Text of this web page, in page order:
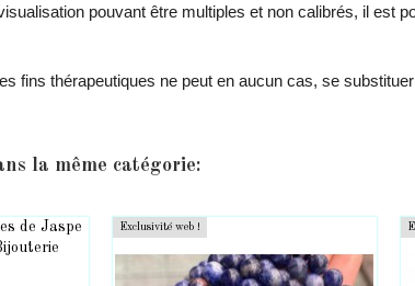
pouvant être multiples et non calibrés, il est
fins thérapeutiques ne peut en aucun cas, se
la même catégorie:
Exclusivité web !